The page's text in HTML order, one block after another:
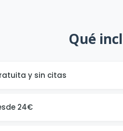
Qué
y sin citas
24€